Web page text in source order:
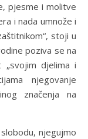
pjesme i molitve
i nada umnože i
stoji u
poziva se na
„svojim djelima i
njegovanje
značenja na
njegujmo